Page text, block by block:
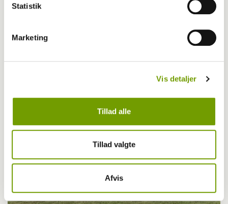
Statistik
Marketing
Vis detaljer
Tillad alle
Tillad valgte
Afvis